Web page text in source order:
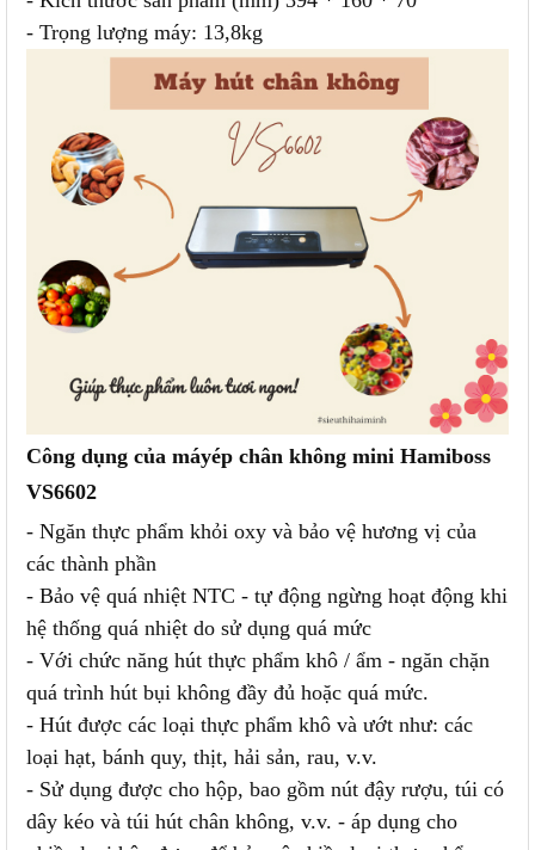
- Trọng lượng máy: 13,8kg
Công dụng của máyép chân không mini Hamiboss
VS6602
- Ngăn thực phẩm khỏi oxy và bảo vệ hương vị của
các thành phần
- Bảo vệ quá nhiệt NTC - tự động ngừng hoạt động khi
hệ thống quá nhiệt do sử dụng quá mức
- Với chức năng hút thực phẩm khô / ẩm - ngăn chặn
quá trình hút bụi không đầy đủ hoặc quá mức.
- Hút được các loại thực phẩm khô và ướt như: các
loại hạt, bánh quy, thịt, hải sản, rau, v.v.
- Sử dụng được cho hộp, bao gồm nút đậy rượu, túi có
dây kéo và túi hút chân không, v.v. - áp dụng cho